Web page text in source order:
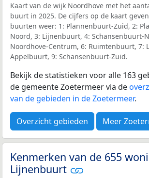
Kaart van de wijk Noordhove met het
buurt in 2025. De cijfers op de kaart
buurten weer: 1: Plannenbuurt-Zuid, 2:
Noord, 3: Lijnenbuurt, 4: Schansenbuurt-
Noordhove-Centrum, 6: Ruimtenbuurt, 7:
Appelbuurt, 9: Schansenbuurt-Zuid.
Bekijk de statistieken voor alle 163
de gemeente Zoetermeer via de
van de gebieden in de Zoetermeer.
Overzicht gebieden Meer
Kenmerken van de 655
Lijnenbuurt